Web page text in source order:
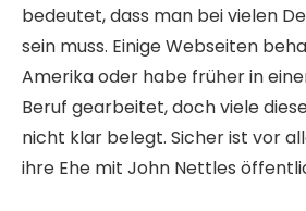
bedeutet, dass man bei vielen
sein muss. Einige Webseiten
Amerika oder habe früher in
Beruf gearbeitet, doch viele
nicht klar belegt. Sicher ist vor
ihre Ehe mit John Nettles